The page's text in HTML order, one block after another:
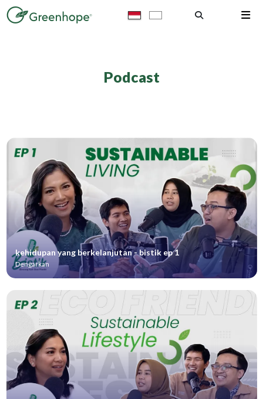
Podcast
kehidupan yang berkelanjutan - bistik ep 1
Dengarkan